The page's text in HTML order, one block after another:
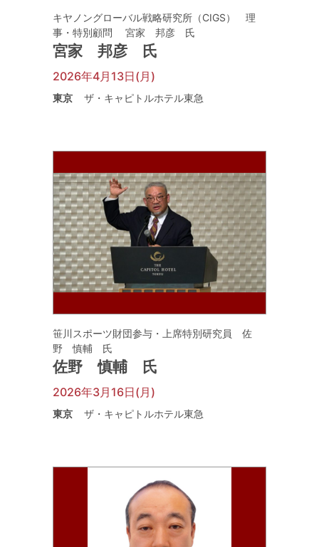
キヤノングローバル戦略研究所（CIGS） 理
事・特別顧問 宮家 邦彦 氏
宮家 邦彦 氏
2026年4月13日(月)
東京 ザ・キャピトルホテル東急
笹川スポーツ財団参与・上席特別研究員 佐
野 慎輔 氏
佐野 慎輔 氏
2026年3月16日(月)
東京 ザ・キャピトルホテル東急